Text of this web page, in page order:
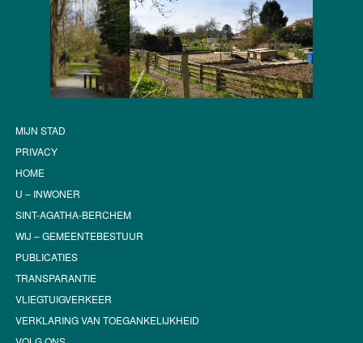
MIJN STAD
PRIVACY
HOME
U – INWONER
SINT-AGATHA-BERCHEM
WIJ – GEMEENTEBESTUUR
PUBLICATIES
TRANSPARANTIE
VLIEGTUIGVERKEER
VERKLARING VAN TOEGANKELIJKHEID